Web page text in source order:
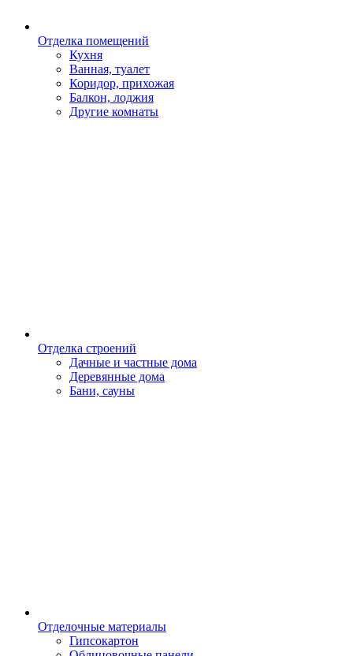
Отделка помещений
Кухня
Ванная, туалет
Коридор, прихожая
Балкон, лоджия
Другие комнаты
Отделка строений
Дачные и частные дома
Деревянные дома
Бани, сауны
Отделочные материалы
Гипсокартон